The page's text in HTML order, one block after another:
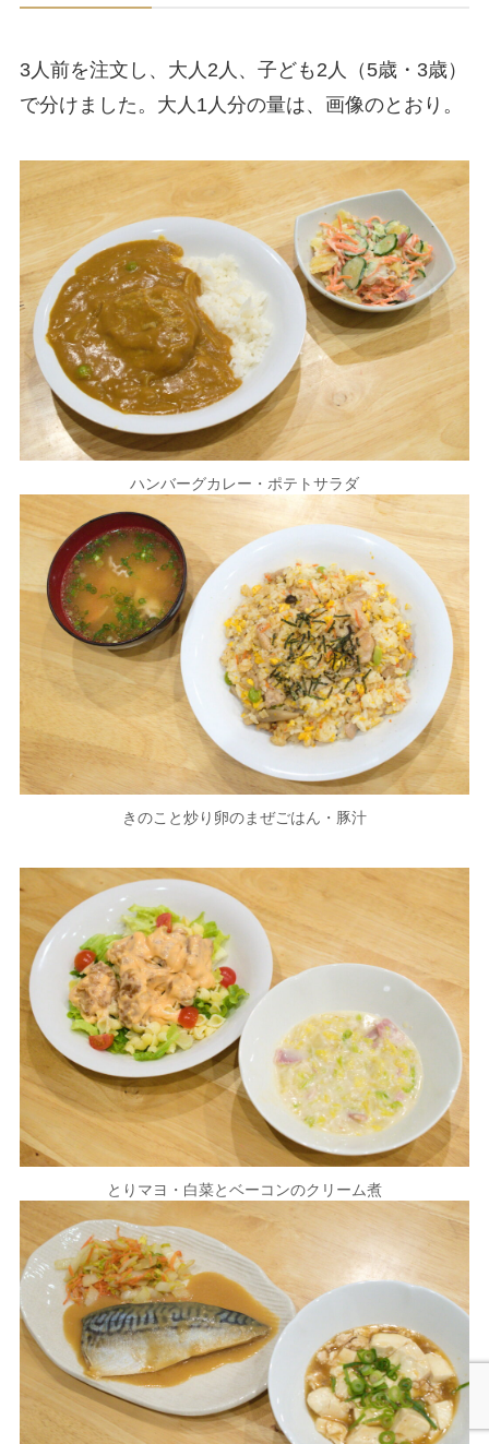
3人前を注文し、大人2人、子ども2人（5歳・3歳）
で分けました。大人1人分の量は、画像のとおり。
ハンバーグカレー・ポテトサラダ
きのこと炒り卵のまぜごはん・豚汁
とりマヨ・白菜とベーコンのクリーム煮